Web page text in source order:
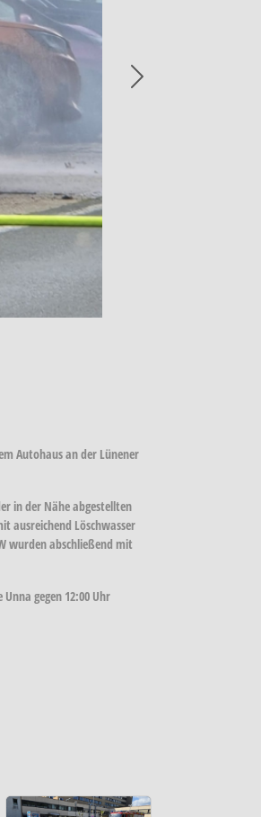
Autohaus an der Lünener
in der Nähe abgestellten
ausreichend Löschwasser
wurden abschließend mit
gegen 12:00 Uhr